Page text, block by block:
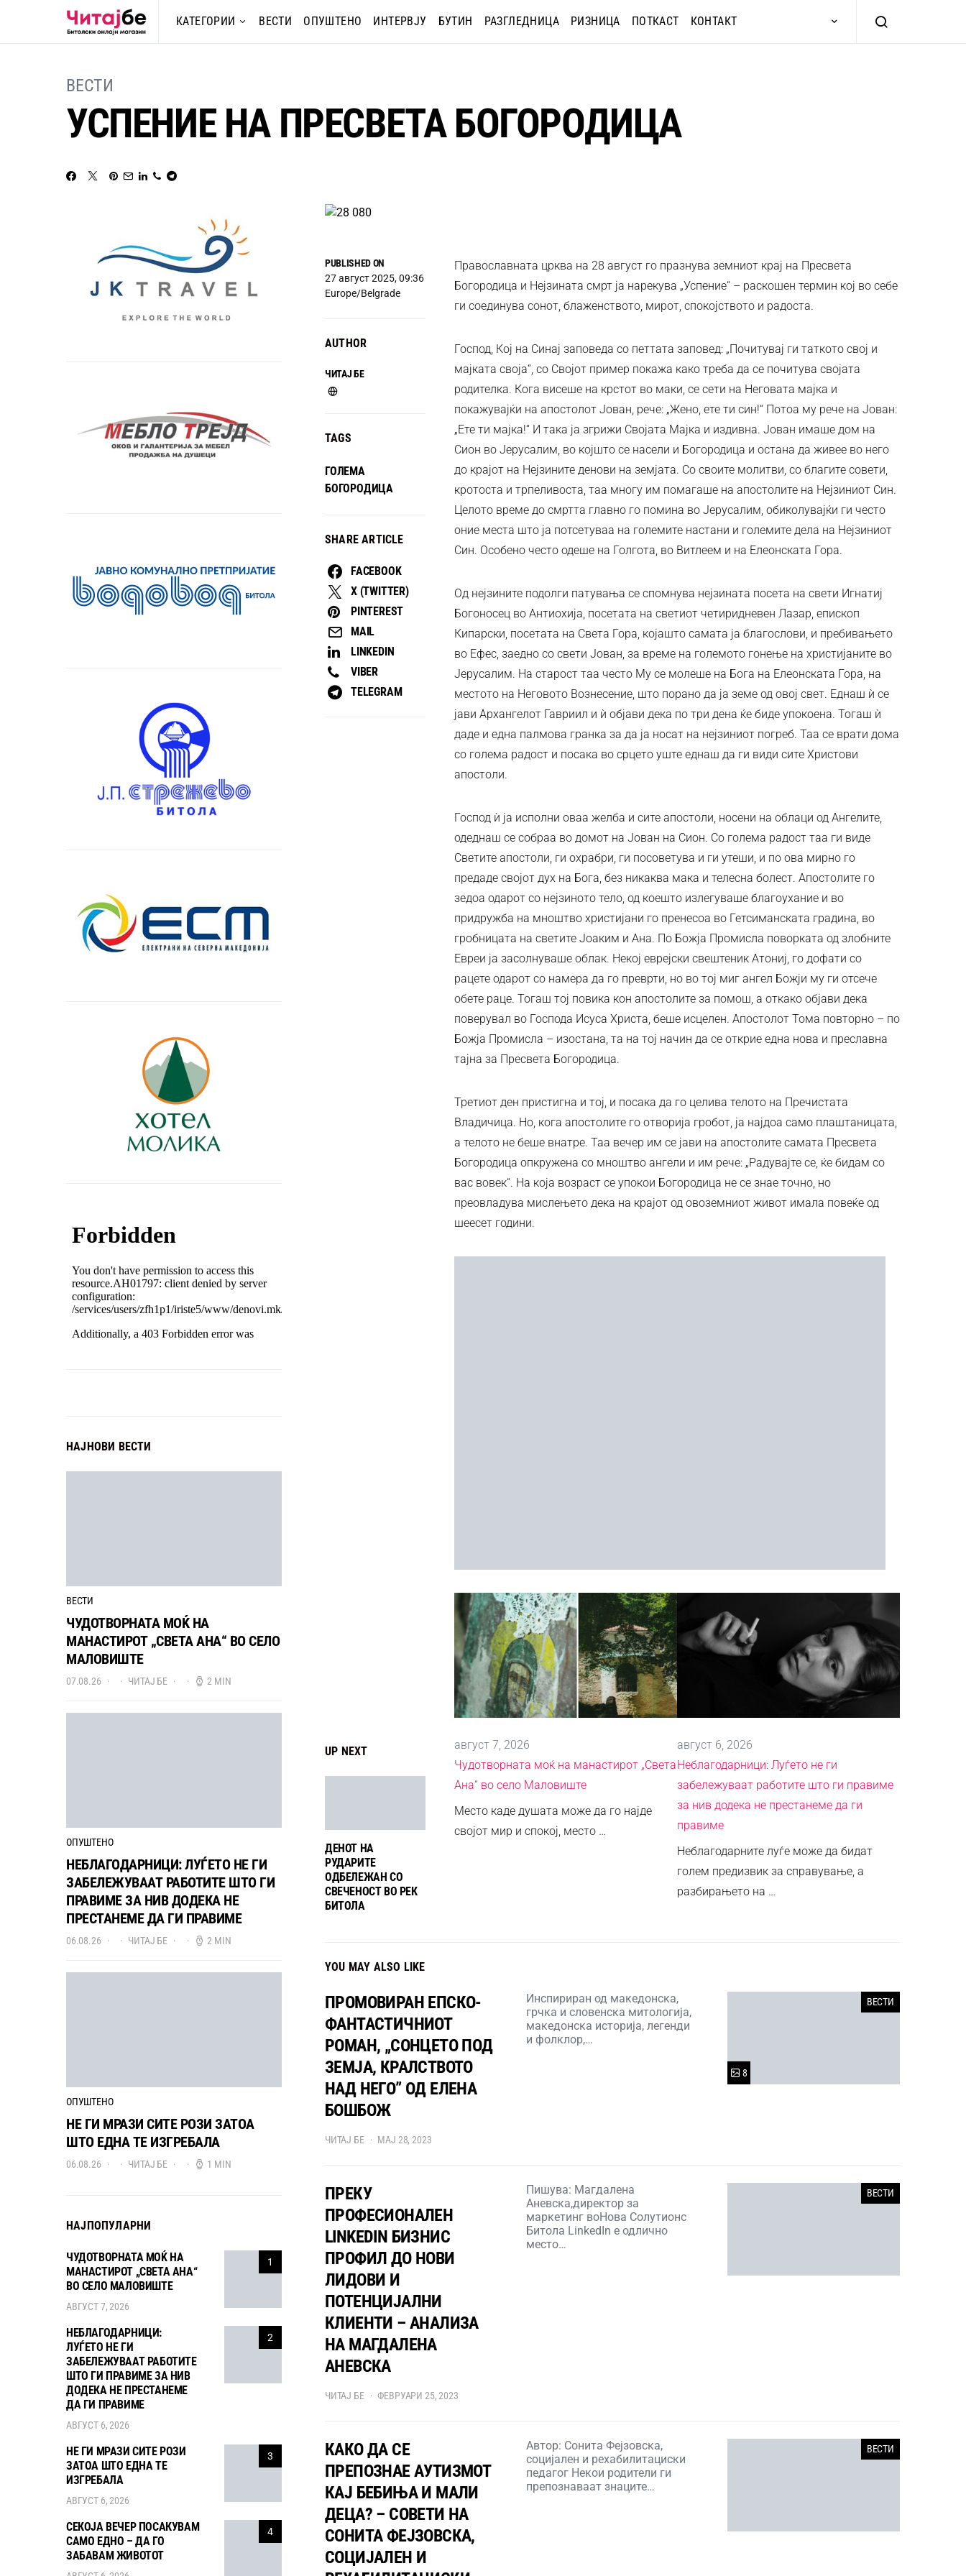
КАТЕГОРИИ ВЕСТИ ОПУШТЕНО ИНТЕРВЈУ БУТИН РАЗГЛЕДНИЦА РИЗНИЦА ПОТКАСТ КОНТАКТ
ВЕСТИ
УСПЕНИЕ НА ПРЕСВЕТА БОГОРОДИЦА
UP NEXT
ДЕНОТ НА
РУДАРИТЕ
ОДБЕЛЕЖАН СО
СВЕЧЕНОСТ ВО РЕК
БИТОЛА
PUBLISHED ON
27 август 2025, 09:36
Europe/Belgrade
AUTHOR
ЧИТАЈ БЕ
TAGS
ГОЛЕМА
БОГОРОДИЦА
SHARE ARTICLE
FACEBOOK
X (TWITTER)
PINTEREST
MAIL
LINKEDIN
VIBER
TELEGRAM
Православната црква на 28 август го празнува земниот крај на Пресвета
Богородица и Нејзината смрт ја нарекува „Успение“ – раскошен термин кој во себе
ги соединува сонот, блаженството, мирот, спокојството и радоста.
Господ, Кој на Синај заповеда со петтата заповед: „Почитувај ги таткото свој и
мајката своја“, со Својот пример покажа како треба да се почитува својата
родителка. Кога висеше на крстот во маки, се сети на Неговата мајка и
покажувајќи на апостолот Јован, рече: „Жено, ете ти син!“ Потоа му рече на Јован:
„Ете ти мајка!“ И така ја згрижи Својата Мајка и издивна. Јован имаше дом на
Сион во Јерусалим, во којшто се насели и Богородица и остана да живее во него
до крајот на Нејзините денови на земјата. Со своите молитви, со благите совети,
кротоста и трпеливоста, таа многу им помагаше на апостолите на Нејзиниот Син.
Целото време до смртта главно го помина во Јерусалим, обиколувајќи ги често
оние места што ја потсетуваа на големите настани и големите дела на Нејзиниот
Син. Особено често одеше на Голгота, во Витлеем и на Елеонската Гора.
Од нејзините подолги патувања се спомнува нејзината посета на свети Игнатиј
Богоносец во Антиохија, посетата на светиот четиридневен Лазар, епископ
Кипарски, посетата на Света Гора, којашто самата ја благослови, и пребивањето
во Ефес, заедно со свети Јован, за време на големото гонење на христијаните во
Јерусалим. На старост таа често Му се молеше на Бога на Елеонската Гора, на
местото на Неговото Вознесение, што порано да ја земе од овој свет. Еднаш ѝ се
јави Архангелот Гавриил и ѝ објави дека по три дена ќе биде упокоена. Тогаш ѝ
даде и една палмова гранка за да ја носат на нејзиниот погреб. Таа се врати дома
со голема радост и посака во срцето уште еднаш да ги види сите Христови
апостоли.
Господ ѝ ја исполни оваа желба и сите апостоли, носени на облаци од Ангелите,
одеднаш се собраа во домот на Јован на Сион. Со голема радост таа ги виде
Светите апостоли, ги охрабри, ги посоветува и ги утеши, и по ова мирно го
предаде својот дух на Бога, без никаква мака и телесна болест. Апостолите го
зедоа одарот со нејзиното тело, од коешто излегуваше благоухание и во
придружба на мноштво христијани го пренесоа во Гетсиманската градина, во
гробницата на светите Јоаким и Ана. По Божја Промисла поворката од злобните
Евреи ја засолнуваше облак. Некој еврејски свештеник Атониј, го дофати со
рацете одарот со намера да го преврти, но во тој миг ангел Божји му ги отсече
обете раце. Тогаш тој повика кон апостолите за помош, а откако објави дека
поверувал во Господа Исуса Христа, беше исцелен. Апостолот Тома повторно – по
Божја Промисла – изостана, та на тој начин да се открие една нова и преславна
тајна за Пресвета Богородица.
Третиот ден пристигна и тој, и посака да го целива телото на Пречистата
Владичица. Но, кога апостолите го отворија гробот, ја најдоа само плаштаницата,
а телото не беше внатре. Таа вечер им се јави на апостолите самата Пресвета
Богородица опкружена со мноштво ангели и им рече: „Радувајте се, ќе бидам со
вас вовек“. На која возраст се упокои Богородица не се знае точно, но
преовладува мислењето дека на крајот од овоземниот живот имала повеќе од
шеесет години.
август 7, 2026
Чудотворната моќ на манастирот „Света
Ана“ во село Маловиште
Место каде душата може да го најде
својот мир и спокој, место …
август 6, 2026
Неблагодарници: Луѓето не ги
забележуваат работите што ги правиме
за нив додека не престанеме да ги
правиме
Неблагодарните луѓе може да бидат
голем предизвик за справување, а
разбирањето на …
YOU MAY ALSO LIKE
ВЕСТИ
8
ПРОМОВИРАН ЕПСКО-
ФАНТАСТИЧНИОТ
РОМАН, „СОНЦЕТО ПОД
ЗЕМЈА, КРАЛСТВОТО
НАД НЕГО” ОД ЕЛЕНА
БОШБОЖ
Инспириран од македонска,
грчка и словенска митологија,
македонска историја, легенди
и фолклор,…
ЧИТАЈ БЕ МАЈ 28, 2023
ВЕСТИ
ПРЕКУ
ПРОФЕСИОНАЛЕН
LINKEDIN БИЗНИС
ПРОФИЛ ДО НОВИ
ЛИДОВИ И
ПОТЕНЦИЈАЛНИ
КЛИЕНТИ – АНАЛИЗА
НА МАГДАЛЕНА
АНЕВСКА
Пишува: Магдалена
Аневска,директор за
маркетинг воНова Солутионс
Битола LinkedIn е одлично
место…
ЧИТАЈ БЕ ФЕВРУАРИ 25, 2023
ВЕСТИ
КАКО ДА СЕ
ПРЕПОЗНАЕ АУТИЗМОТ
КАЈ БЕБИЊА И МАЛИ
ДЕЦА? – СОВЕТИ НА
СОНИТА ФЕЈЗОВСКА,
СОЦИЈАЛЕН И
Автор: Сонита Фејзовска,
социјален и рехабилитациски
педагог Некои родители ги
препознаваат знаците…
НАЈНОВИ ВЕСТИ
ВЕСТИ
ЧУДОТВОРНАТА МОЌ НА
МАНАСТИРОТ „СВЕТА АНА“ ВО СЕЛО
МАЛОВИШТЕ
07.08.26 ЧИТАЈ БЕ 2 MIN
ОПУШТЕНО
НЕБЛАГОДАРНИЦИ: ЛУЃЕТО НЕ ГИ
ЗАБЕЛЕЖУВААТ РАБОТИТЕ ШТО ГИ
ПРАВИМЕ ЗА НИВ ДОДЕКА НЕ
ПРЕСТАНЕМЕ ДА ГИ ПРАВИМЕ
06.08.26 ЧИТАЈ БЕ 2 MIN
ОПУШТЕНО
НЕ ГИ МРАЗИ СИТЕ РОЗИ ЗАТОА
ШТО ЕДНА ТЕ ИЗГРЕБАЛА
06.08.26 ЧИТАЈ БЕ 1 MIN
НАЈПОПУЛАРНИ
1
ЧУДОТВОРНАТА МОЌ НА
МАНАСТИРОТ „СВЕТА АНА“
ВО СЕЛО МАЛОВИШТЕ
АВГУСТ 7, 2026
2
НЕБЛАГОДАРНИЦИ:
ЛУЃЕТО НЕ ГИ
ЗАБЕЛЕЖУВААТ РАБОТИТЕ
ШТО ГИ ПРАВИМЕ ЗА НИВ
ДОДЕКА НЕ ПРЕСТАНЕМЕ
ДА ГИ ПРАВИМЕ
АВГУСТ 6, 2026
3
НЕ ГИ МРАЗИ СИТЕ РОЗИ
ЗАТОА ШТО ЕДНА ТЕ
ИЗГРЕБАЛА
АВГУСТ 6, 2026
4
СЕКОЈА ВЕЧЕР ПОСАКУВАМ
САМО ЕДНО – ДА ГО
ЗАБАВАМ ЖИВОТОТ